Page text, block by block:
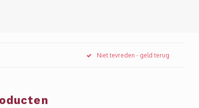
Niet tevreden - geld terug